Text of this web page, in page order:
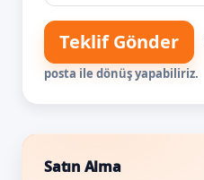
Teklif Gönder
posta ile dönüş yapabiliriz.
Satın Alma